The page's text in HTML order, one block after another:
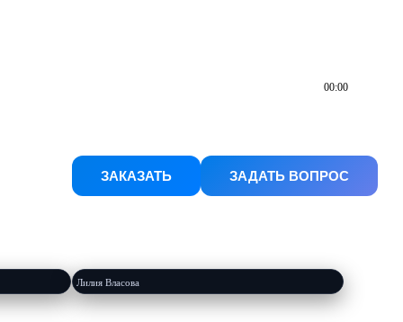
00:00
ЗАКАЗАТЬ ЗАДАТЬ ВОПРОС
Лилия Власова